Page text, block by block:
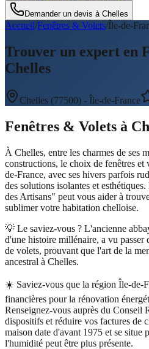
Demander un devis à Chelles
Accueil/Fenêtres & Volets/Île-de-
Trouver un expert en
Chelles
Chelles (77500) - Île-de-France
Fenêtres & Volets à
À Chelles, entre les charmes de ses
constructions, le choix de fenêtres
de-France, avec ses hivers parfois
des solutions isolantes et
des Artisans" peut vous aider à
sublimer votre habitation chelloise.
💡 Le saviez-vous ? L'ancienne
d'une histoire millénaire, a vu passer
de volets, prouvant que l'art de la
ancestral à Chelles.
☀️ Saviez-vous que la région Île-de-
financières pour la rénovation
Renseignez-vous auprès du Conseil
dispositifs et réduire vos factures de
maison date d'avant 1975 et se situe
l'humidité peut être plus présente.